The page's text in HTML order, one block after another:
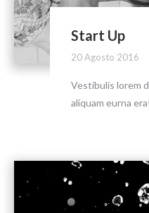
Start Up
20 Agosto 2016
Vestibulis lorem
aliquam eurna